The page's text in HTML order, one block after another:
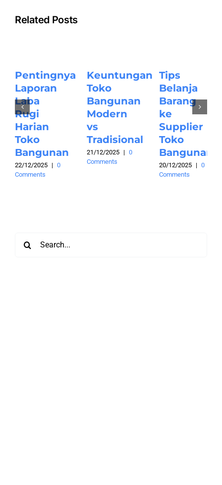
Related Posts
Pentingnya
Laporan
Laba
Rugi
Harian
Toko
Bangunan
22/12/2025 | 0
Comments
Keuntungan
Toko
Bangunan
Modern
vs
Tradisional
21/12/2025 |
0
Comments
Tips
Belanja
Barang
ke
Supplier
Toko
Bangunan
20/12/2025 | 0
Comments
for: